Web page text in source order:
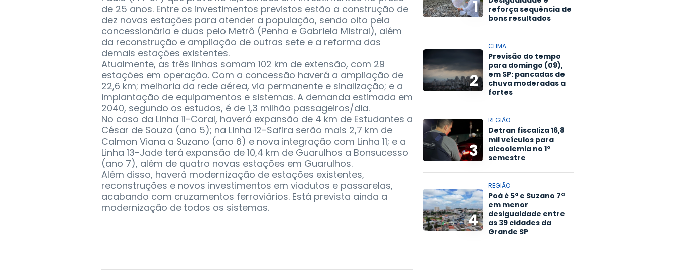
de 25 anos. Entre os investimentos previstos estão a construção de
dez novas estações para atender a população, sendo oito pela
concessionária e duas pelo Metrô (Penha e Gabriela Mistral), além
da reconstrução e ampliação de outras sete e a reforma das
demais estações existentes.
Atualmente, as três linhas somam 102 km de extensão, com 29
estações em operação. Com a concessão haverá a ampliação de
22,6 km; melhoria da rede aérea, via permanente e sinalização; e a
implantação de equipamentos e sistemas. A demanda estimada em
2040, segundo os estudos, é de 1,3 milhão passageiros/dia.
No caso da Linha 11-Coral, haverá expansão de 4 km de Estudantes a
César de Souza (ano 5); na Linha 12-Safira serão mais 2,7 km de
Calmon Viana a Suzano (ano 6) e nova integração com Linha 11; e a
Linha 13-Jade terá expansão de 10,4 km de Guarulhos a Bonsucesso
(ano 7), além de quatro novas estações em Guarulhos.
Além disso, haverá modernização de estações existentes,
reconstruções e novos investimentos em viadutos e passarelas,
acabando com cruzamentos ferroviários. Está prevista ainda a
modernização de todos os sistemas.
1
reforça sequência de
bons resultados
2
CLIMA
Previsão do tempo
para domingo (09),
em SP: pancadas de
chuva moderadas a
fortes
3
REGIÃO
Detran fiscaliza 16,8
mil veículos para
alcoolemia no 1º
semestre
4
REGIÃO
Poá é 5ª e Suzano 7ª
em menor
desigualdade entre
as 39 cidades da
Grande SP